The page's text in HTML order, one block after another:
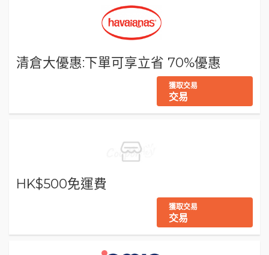
清倉大優惠:下單可享立省 70%優惠
獲取交易
交易
HK$500免運費
獲取交易
交易